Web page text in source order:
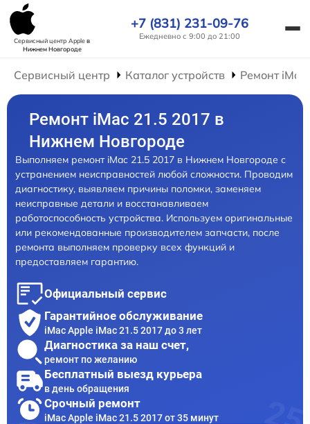
Сервисный центр Appleв
Нижнем Новгороде
+7 (831) 231-09-76
Ежедневно с 9:00 до 21:00
Сервисный центр Каталог устройств Ремонт iMac
Ремонт iMac 21.5 2017 в
Нижнем Новгороде
Выполняем ремонт iMac 21.5 2017 в Нижнем Новгороде с
устранением неисправностей любой сложности. Проводим
диагностику, выявляем причины поломки, заменяем
неисправные детали и восстанавливаем
работоспособность устройства. Используем оригинальные
или рекомендованные производителем запчасти, после
ремонта выполняем проверку всех функций и
предоставляем гарантию.
Официальный сервис
Гарантийное обслуживание
iMac Apple iMac 21.5 2017 до 3 лет
Диагностика за наш счет,
ремонт по желанию
Бесплатный выезд курьера
в день обращения
Срочный ремонт
iMac Apple iMac 21.5 2017 от 35 минут